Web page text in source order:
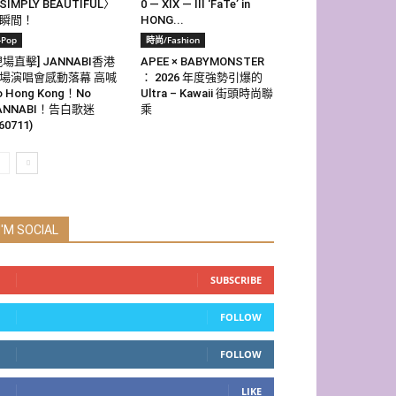
SIMPLY BEAUTIFUL〉
間！
0 — XIX — III ‘FaTe’ in
HONG...
Pop
場直擊] JANNABI香港
演唱會感動落幕 高喊
Hong Kong！No
！告白歌迷
時尚/Fashion
APEE × BABYMONSTER
： 2026 年度強勢引爆的
Ultra – Kawaii 街頭時尚聯
乘
I'M SOCIAL
SUBSCRIBE
FOLLOW
FOLLOW
LIKE